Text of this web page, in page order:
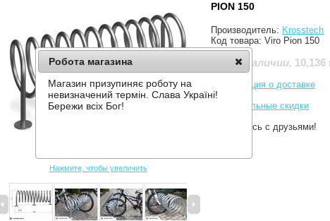
Нажмите, чтобы увеличить
PION 150
Производитель: Krosstech
Код товара: Viro Pion 150
Нет в наличии, 10,136
Информация о доставке
Накопительные скидки
Поделитесь с друзьями!
Робота магазина
Магазин призупиняє роботу на
невизначений термін. Слава Україні!
Бережи всіх Бог!